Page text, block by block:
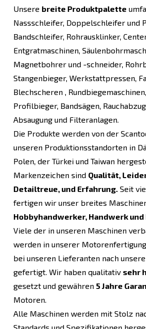
Unsere breite Produktpalette
Nassschleifer, Doppelschleifer und
Bandschleifer, Rohrausklinker,
Entgratmaschinen,
Magnetbohrer und -schneider,
Stangenbieger, Werkstattpressen,
Blechscheren ,
Profilbieger, Bandsägen,
Absaugung und Filteranlagen.
Die Produkte werden von der
unseren Produktionsstandorten in
Polen, der Türkei und Taiwan
Markenzeichen sind Qualität,
Detailtreue, und Erfahrung.Seit
fertigen wir unser breites
Hobbyhandwerker, Handwerk
Viele der in unseren Maschinen
werden in unserer
bei unseren Lieferanten nach
gefertigt. Wir haben qualitativ sehr
gesetzt und gewähren 5 Jahre
Motoren.
Alle Maschinen werden mit Stolz